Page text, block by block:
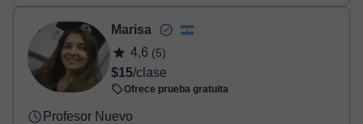
Marisa
4,6 (5)
$15/clase
Ofrece prueba gratuita
Profesor Nuevo